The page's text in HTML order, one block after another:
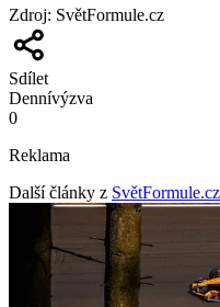
Zdroj: SvětFormule.cz
Sdílet
Dennívýzva
0
Reklama
Další články z SvětFormule.cz